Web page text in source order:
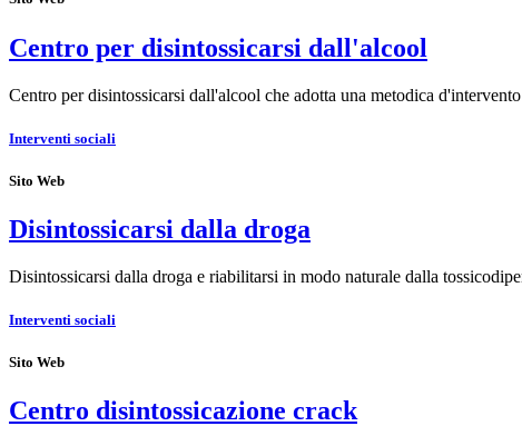
Centro per disintossicarsi dall'alcool
Centro per disintossicarsi dall'alcool che adotta una metodica
Interventi sociali
Sito Web
Disintossicarsi dalla droga
Disintossicarsi dalla droga e riabilitarsi in modo naturale dalla
Interventi sociali
Sito Web
Centro disintossicazione crack